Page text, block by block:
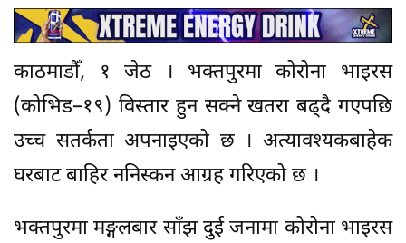
काठमाडौँ, १ जेठ । भक्तपुरमा कोरोना भाइरस
(कोभिड–१९) विस्तार हुन सक्ने खतरा बढ्दै गएपछि
उच्च सतर्कता अपनाइएको छ । अत्यावश्यकबाहेक
घरबाट बाहिर ननिस्कन आग्रह गरिएको छ ।
भक्तपुरमा मङ्गलबार साँझ दुई जनामा कोरोना भाइरस